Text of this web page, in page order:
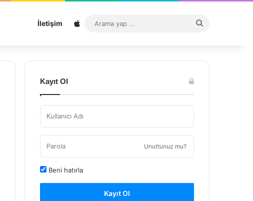
İletişim Sitemap
...
Kayıt Ol
Unuttunuz mu?
Beni hatırla
Kayıt Ol